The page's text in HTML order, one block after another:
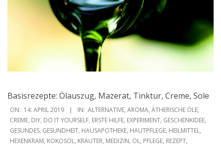
Basisrezepte: Ölauszug, Mazerat, Tinktur, Creme, Sole
2019-
04-
14
ON: 14. APRIL 2019 IN: ALTERNATIVE, AROMA, ÄTHERISCHE ÖLE,
CREME, DIY, DO IT YOURSELF, ERSTE HILFE, EXPERIMENT, GESCHENKIDEE,
GESUNDES, GESUNDHEIT, HAUSAPOTHEKE, HAUTPFLEGE, HEILMITTEL,
HEXENKRAM, KOKOSÖL, KRÄUTER, MEDIZIN, ÖL, PFLEGE, REZEPT,